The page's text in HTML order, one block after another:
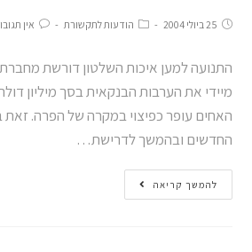
25 ביולי 2004 הודעות לתקשורת אין
התנועה למען איכות השלטון דורשת
מיידי את הערבות הבנקאית בסך מיליון
האחים עופר כפיצוי במקרה של הפרה.
החדשים ובהמשך לדרישת…
להמשך קריאה